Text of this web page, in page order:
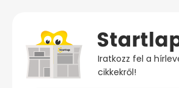
Iratkozz fel a
cikkekről!